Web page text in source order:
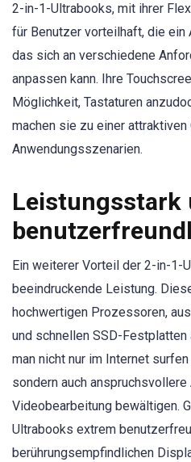
2-in-1-Ultrabooks, mit ihrer
für Benutzer vorteilhaft, die ein
das sich an verschiedene
anpassen kann. Ihre
Möglichkeit, Tastaturen
machen sie zu einer
Anwendungsszenarien.
Leistungsstark
Ein weiterer Vorteil der 2-in-1-
beeindruckende Leistung.
hochwertigen Prozessoren,
und schnellen SSD-
man nicht nur im Internet
sondern auch
Videobearbeitung bewältigen.
Ultrabooks extrem
berührungsempfindlichen